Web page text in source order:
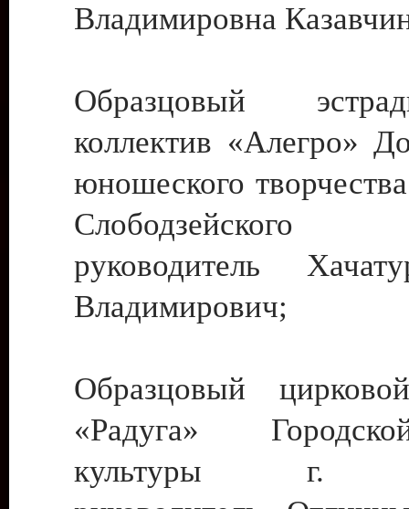
Владимировна
Образцовый
коллектив «Алегро»
юношеского
руководитель
Владимирович;
Образцовый
«Радуга»
культуры г.